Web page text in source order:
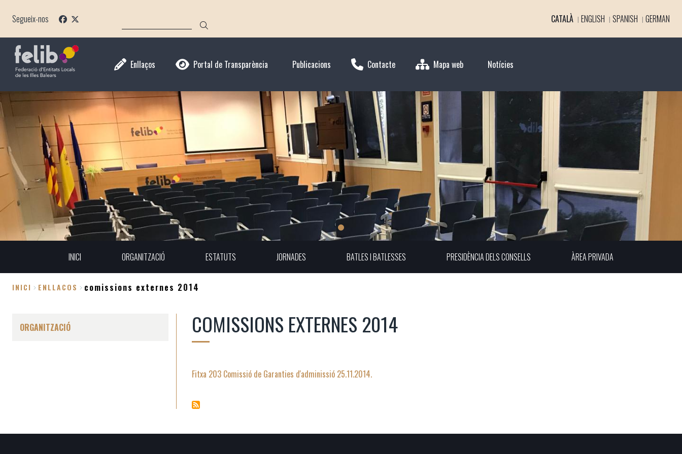
Segueix-nos CATALÀ ENGLISH SPANISH GERMAN
Enllaços Portal de Transparència Publicacions Contacte Mapa web Notícies
INICI ORGANITZACIÓ ESTATUTS JORNADES BATLES I BATLESSES PRESIDÈNCIA DELS CONSELLS ÀREA PRIVADA
d'Ariadna
INICI ENLLACOS comissions externes 2014
ORGANITZACIÓ COMISSIONS EXTERNES 2014
Fitxa 203 Comissió de Garanties d'adminissió 25.11.2014.